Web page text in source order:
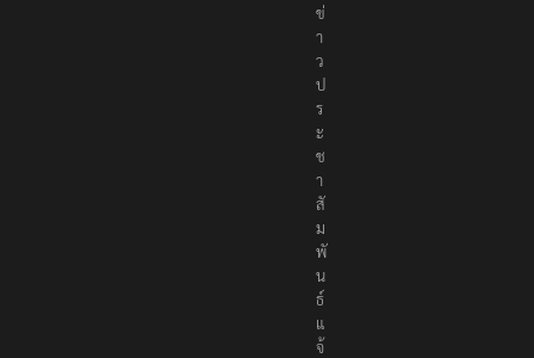
ง
ข่
า
ว
ป
ร
ะ
ช
า
สั
ม
พั
น
ธ์
แ